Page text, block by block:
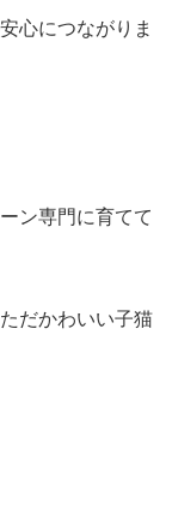
心につながりま
ン専門に育てて
だかわいい子猫